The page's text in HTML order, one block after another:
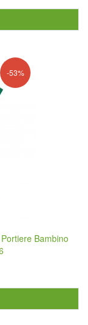
-53%
Bambino